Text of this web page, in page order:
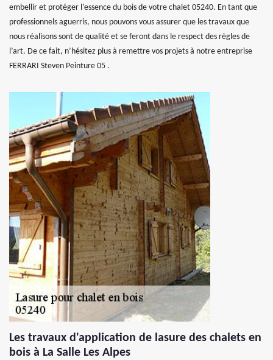
embellir et protéger l’essence du bois de votre chalet 05240. En tant que
professionnels aguerris, nous pouvons vous assurer que les travaux que
nous réalisons sont de qualité et se feront dans le respect des règles de
l’art. De ce fait, n’hésitez plus à remettre vos projets à notre entreprise
FERRARI Steven Peinture 05 .
Les travaux d'application de lasure des chalets en
bois à La Salle Les Alpes